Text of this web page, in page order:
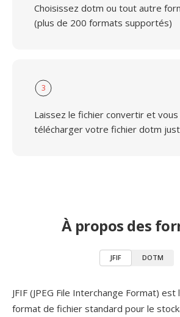
Choisissez dotm ou tout autre
(plus de 200 formats supportés)
3
Laissez le fichier convertir et
télécharger votre fichier dotm
À propos des
JFIF DOTM
JFIF (JPEG File Interchange Format)
format de fichier standard pour le